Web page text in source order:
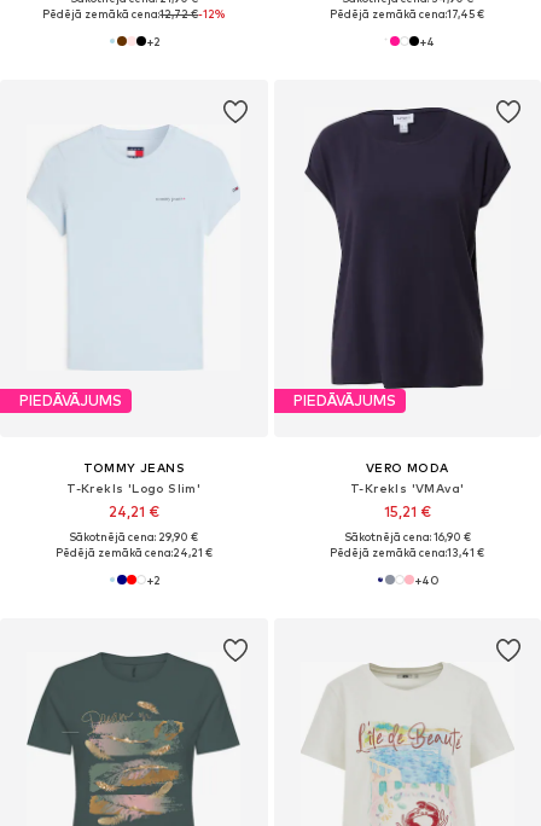
Pēdējā zemākā cena:12,72 €-12%
+2
Pēdējā zemākā cena:17,45 €
+4
PIEDĀVĀJUMS
TOMMY JEANS
T-Krekls 'Logo Slim'
24,21 €
Sākotnējā cena: 29,90 €
Pēdējā zemākā cena:24,21 €
+2
PIEDĀVĀJUMS
VERO MODA
T-Krekls 'VMAva'
15,21 €
Sākotnējā cena: 16,90 €
Pēdējā zemākā cena:13,41 €
+40